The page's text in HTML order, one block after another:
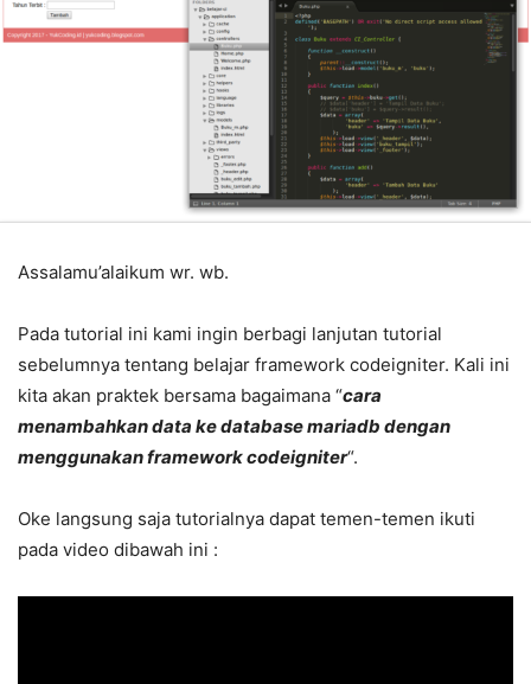
Assalamu’alaikum wr. wb.
Pada tutorial ini kami ingin berbagi lanjutan tutorial
sebelumnya tentang belajar framework codeigniter. Kali ini
kita akan praktek bersama bagaimana “cara
menambahkan data ke database mariadb dengan
menggunakan framework codeigniter“.
Oke langsung saja tutorialnya dapat temen-temen ikuti
pada video dibawah ini :